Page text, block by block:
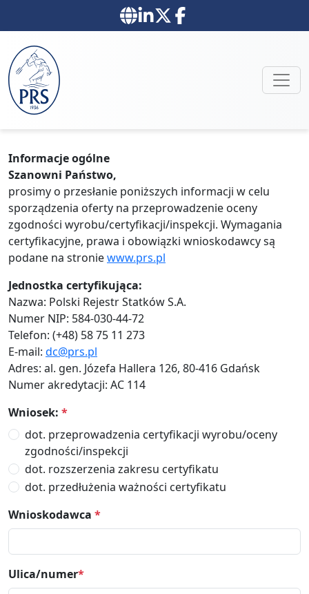
Informacje ogólne
Szanowni Państwo,
prosimy o przesłanie poniższych informacji w celu
sporządzenia oferty na przeprowadzenie oceny
zgodności wyrobu/certyfikacji/inspekcji. Wymagania
certyfikacyjne, prawa i obowiązki wnioskodawcy są
podane na stroniewww.prs.pl
Jednostka certyfikująca:
Nazwa: Polski Rejestr Statków S.A.
Numer NIP: 584-030-44-72
Telefon: (+48) 58 75 11 273
E-mail: dc@prs.pl
Adres: al. gen. Józefa Hallera 126, 80-416 Gdańsk
Numer akredytacji: AC 114
Wniosek: *
dot. przeprowadzenia certyfikacji wyrobu/oceny
zgodności/inspekcji
dot. rozszerzenia zakresu certyfikatu
dot. przedłużenia ważności certyfikatu
Wnioskodawca *
Ulica/numer*